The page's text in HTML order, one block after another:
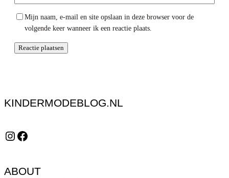
Mijn naam, e-mail en site opslaan in deze browser voor de
volgende keer wanneer ik een reactie plaats.
KINDERMODEBLOG.NL
Instagram Facebook
ABOUT